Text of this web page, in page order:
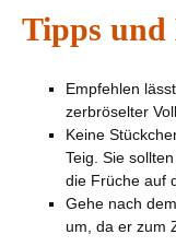
Tipps und
Empfehlen
zerbröselter
Keine
Teig. Sie
die Früche auf
Gehe nach
um, da er zum